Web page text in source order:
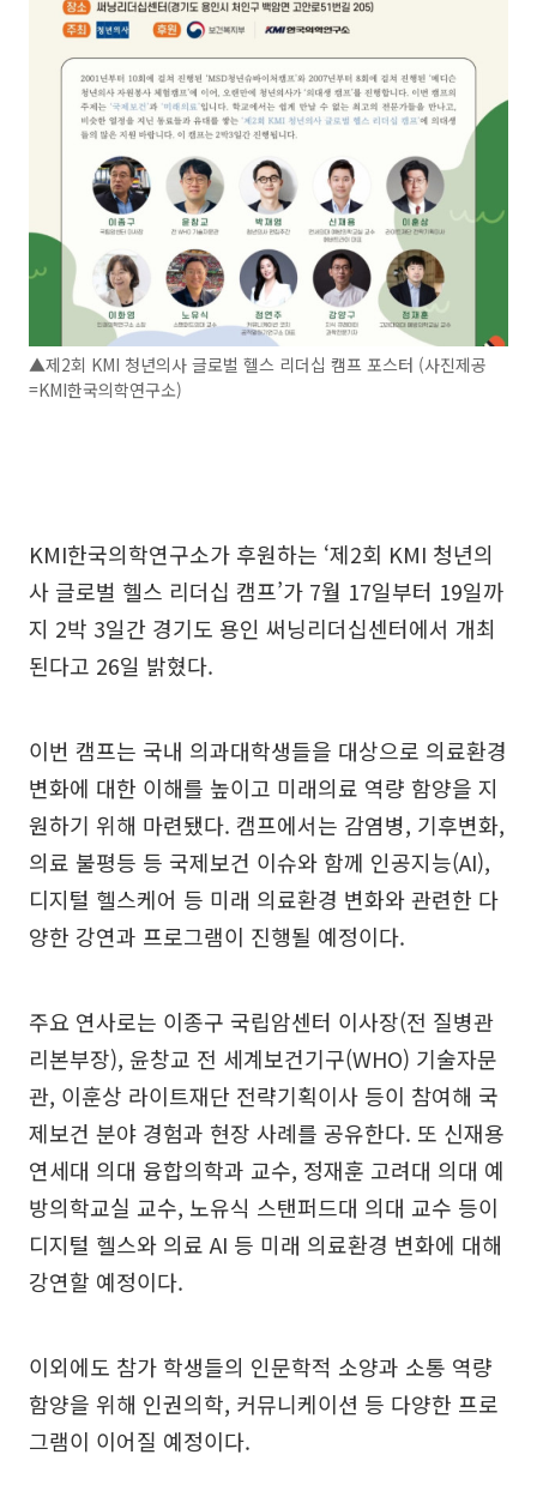
▲제2회 KMI 청년의사 글로벌 헬스 리더십 캠프 포스터 (사진제공
=KMI한국의학연구소)
KMI한국의학연구소가 후원하는 ‘제2회 KMI 청년의
사 글로벌 헬스 리더십 캠프’가 7월 17일부터 19일까
지 2박 3일간 경기도 용인 써닝리더십센터에서 개최
된다고 26일 밝혔다.
이번 캠프는 국내 의과대학생들을 대상으로 의료환경
변화에 대한 이해를 높이고 미래의료 역량 함양을 지
원하기 위해 마련됐다. 캠프에서는 감염병, 기후변화,
의료 불평등 등 국제보건 이슈와 함께 인공지능(AI),
디지털 헬스케어 등 미래 의료환경 변화와 관련한 다
양한 강연과 프로그램이 진행될 예정이다.
주요 연사로는 이종구 국립암센터 이사장(전 질병관
리본부장), 윤창교 전 세계보건기구(WHO) 기술자문
관, 이훈상 라이트재단 전략기획이사 등이 참여해 국
제보건 분야 경험과 현장 사례를 공유한다. 또 신재용
연세대 의대 융합의학과 교수, 정재훈 고려대 의대 예
방의학교실 교수, 노유식 스탠퍼드대 의대 교수 등이
디지털 헬스와 의료 AI 등 미래 의료환경 변화에 대해
강연할 예정이다.
이외에도 참가 학생들의 인문학적 소양과 소통 역량
함양을 위해 인권의학, 커뮤니케이션 등 다양한 프로
그램이 이어질 예정이다.